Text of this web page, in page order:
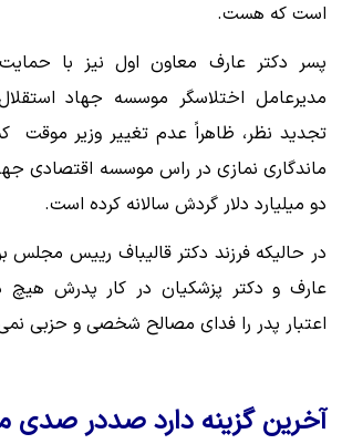
است که هست.
پسر دکتر عارف معاون اول نیز با
مدیرعامل اختلاسگر موسسه جهاد
تجدید نظر، ظاهراً عدم تغییر وزیر موقت
ماندگاری نمازی در راس موسسه اقتصادی
دو میلیارد دلار گردش سالانه کرده است.
در حالیکه فرزند دکتر قالیباف رییس مجلس
عارف و دکتر پزشکیان در کار پدرش هیچ
اعتبار پدر را فدای مصالح شخصی و حزبی
آخرین گزینه دارد صددر